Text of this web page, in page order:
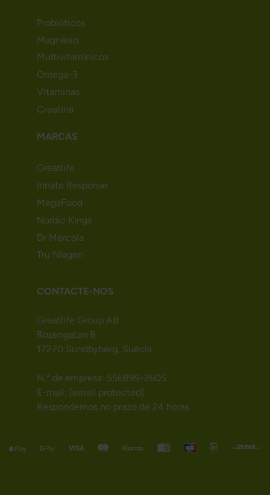
Probióticos
Magnésio
Multivitamínicos
Omega-3
Vitaminas
Creatina
MARCAS
Greatlife
Innate Response
MegaFood
Nordic Kings
Dr Mercola
Tru Niagen
CONTACTE-NOS
Greatlife Group AB
Rosengatan 8
17270 Sundbyberg, Suécia
N.º de empresa: 556899-2605
E-mail: [email protected]
Respondemos no prazo de 24 horas